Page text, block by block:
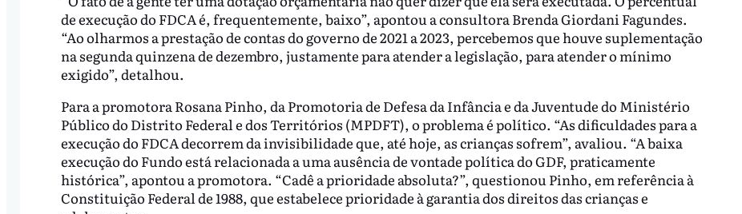
de execução do FDCA é, frequentemente, baixo”, apontou a consultora Brenda Giordani Fagundes.
“Ao olharmos a prestação de contas do governo de 2021 a 2023, percebemos que houve suplementação
na segunda quinzena de dezembro, justamente para atender a legislação, para atender o mínimo
exigido”, detalhou.
Para a promotora Rosana Pinho, da Promotoria de Defesa da Infância e da Juventude do Ministério
Público do Distrito Federal e dos Territórios (MPDFT), o problema é político. “As dificuldades para a
execução do FDCA decorrem da invisibilidade que, até hoje, as crianças sofrem”, avaliou. “A baixa
execução do Fundo está relacionada a uma ausência de vontade política do GDF, praticamente
histórica”, apontou a promotora. “Cadê a prioridade absoluta?”, questionou Pinho, em referência à
Constituição Federal de 1988, que estabelece prioridade à garantia dos direitos das crianças e